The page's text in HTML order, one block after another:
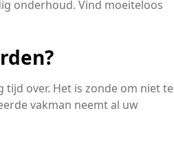
onderhoud. Vind moeiteloos
over. Het is zonde om niet te
vakman neemt al uw